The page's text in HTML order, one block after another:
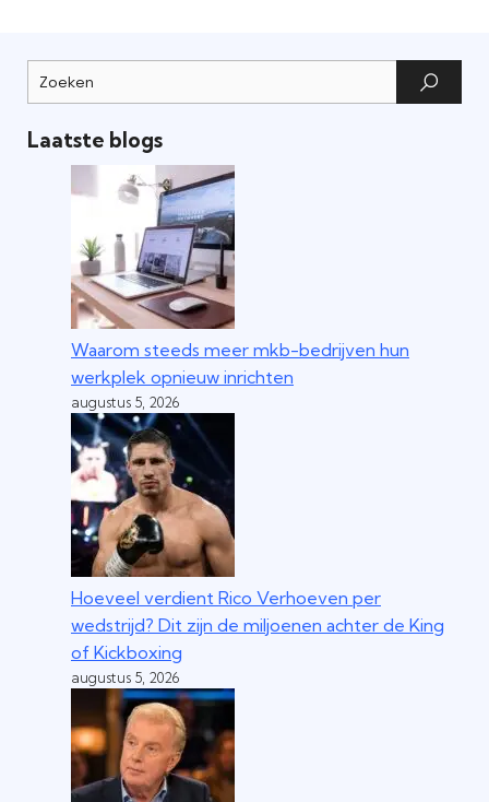
Laatste blogs
Waarom steeds meer mkb-bedrijven hun
werkplek opnieuw inrichten
augustus 5, 2026
Hoeveel verdient Rico Verhoeven per
wedstrijd? Dit zijn de miljoenen achter de King
of Kickboxing
augustus 5, 2026